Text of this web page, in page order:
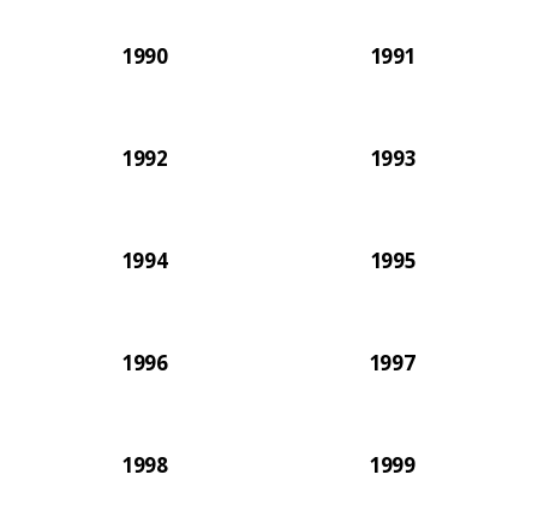
1990 1991
1992 1993
1994 1995
1996 1997
1998 1999